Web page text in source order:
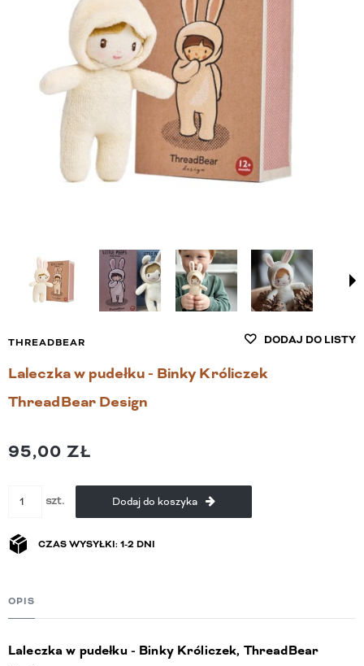
DODAJ DO LISTY
THREADBEAR
Laleczka w pudełku - Binky Króliczek
ThreadBear Design
95,00 ZŁ
szt. Dodaj do koszyka
CZAS WYSYŁKI: 1-2 DNI
OPIS
Laleczka w pudełku - Binky Króliczek, ThreadBear